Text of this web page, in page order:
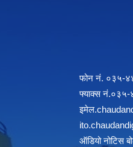
फोन नं. ०३५-
फ्याक्स
इमेल
ऑडियो नोटिस